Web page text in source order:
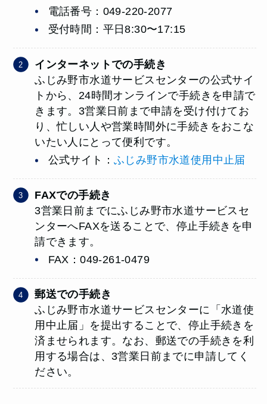
電話番号：049-220-2077
受付時間：平日8:30〜17:15
インターネットでの手続き
ふじみ野市水道サービスセンターの公式サイ
トから、24時間オンラインで手続きを申請で
きます。3営業日前まで申請を受け付けてお
り、忙しい人や営業時間外に手続きをおこな
いたい人にとって便利です。
公式サイト：ふじみ野市水道使用中止届
FAXでの手続き
3営業日前までにふじみ野市水道サービスセ
ンターへFAXを送ることで、停止手続きを申
請できます。
FAX：049-261-0479
郵送での手続き
ふじみ野市水道サービスセンターに「水道使
用中止届」を提出することで、停止手続きを
済ませられます。なお、郵送での手続きを利
用する場合は、3営業日前までに申請してく
ださい。